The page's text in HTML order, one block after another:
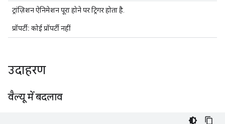
ट्रांज़िशन ऐनिमेशन पूरा होने पर ट्रिगर होता है.
प्रॉपर्टी: कोई प्रॉपर्टी नहीं
उदाहरण
वैल्यू में बदलाव